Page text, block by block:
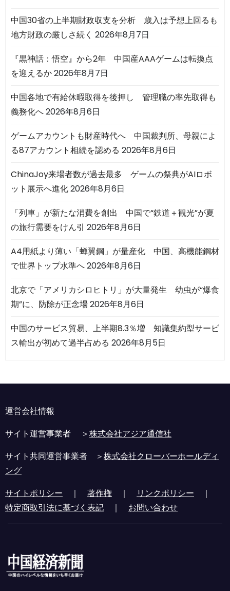
中国30省の上半期財政収支を分析 歳入は予想上回るも
地方財政の厳しさ続く 2026年8月7日
『黒神話：悟空』から2年 中国産AAAゲームは転換点
を迎えるか2026年8月7日
中国各地で有給休暇取得を後押し 管理職の率先取得も
義務化へ2026年8月6日
ゲームアカウントも財産時代へ 中国裁判所、母親によ
る87アカウント相続を認める 2026年8月6日
ChinaJoy来場者数が過去最多 ゲームの祭典がAIロボ
ット展示へ進化2026年8月6日
「列車」が新たな消費を創出 中国で“鉄道＋観光”が夏
の旅行需要をけん引 2026年8月6日
A4用紙より薄い「蝉翼鋼」が量産化 中国、高機能鋼材
で世界トップ水準へ2026年8月6日
北京で「アメリカシロヒトリ」が大量発生 幼虫が“爆食
期”に、防除が正念場2026年8月6日
中国のサービス貿易、上半期8.3％増 知識集約型サービ
ス輸出が初めて過半占める 2026年8月5日
運営会社情報
サイト運営事業者 ＞株式会社アジア通信社
サイト共同運営事業者 ＞株式会社クローバーホールディ
ング
サイトポリシー ｜ 著作権 ｜ リンクポリシー ｜
特定商取引法に基づく表記 ｜ お問い合わせ